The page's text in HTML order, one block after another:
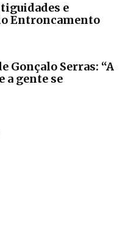
e
Entroncamento
Gonçalo Serras: “A
a gente se